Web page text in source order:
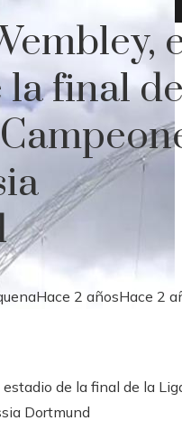
la final
Hace 2 añosHace 2
de la final de la
Dortmund